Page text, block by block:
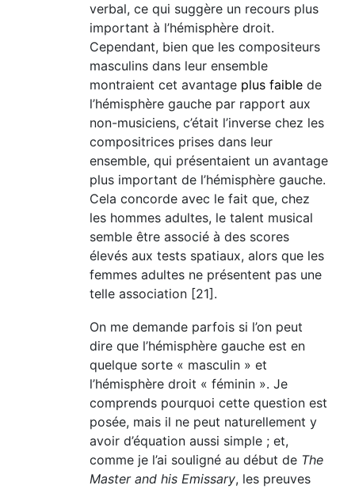
verbal, ce qui suggère un recours plus
important à l’hémisphère droit.
Cependant, bien que les compositeurs
masculins dans leur ensemble
montraient cet avantage plus faible de
l’hémisphère gauche par rapport aux
non-musiciens, c’était l’inverse chez les
compositrices prises dans leur
ensemble, qui présentaient un avantage
plus important de l’hémisphère gauche.
Cela concorde avec le fait que, chez
les hommes adultes, le talent musical
semble être associé à des scores
élevés aux tests spatiaux, alors que les
femmes adultes ne présentent pas une
telle association [21].
On me demande parfois si l’on peut
dire que l’hémisphère gauche est en
quelque sorte « masculin » et
l’hémisphère droit « féminin ». Je
comprends pourquoi cette question est
posée, mais il ne peut naturellement y
avoir d’équation aussi simple ; et,
comme je l’ai souligné au début de The
Master and his Emissary, les preuves